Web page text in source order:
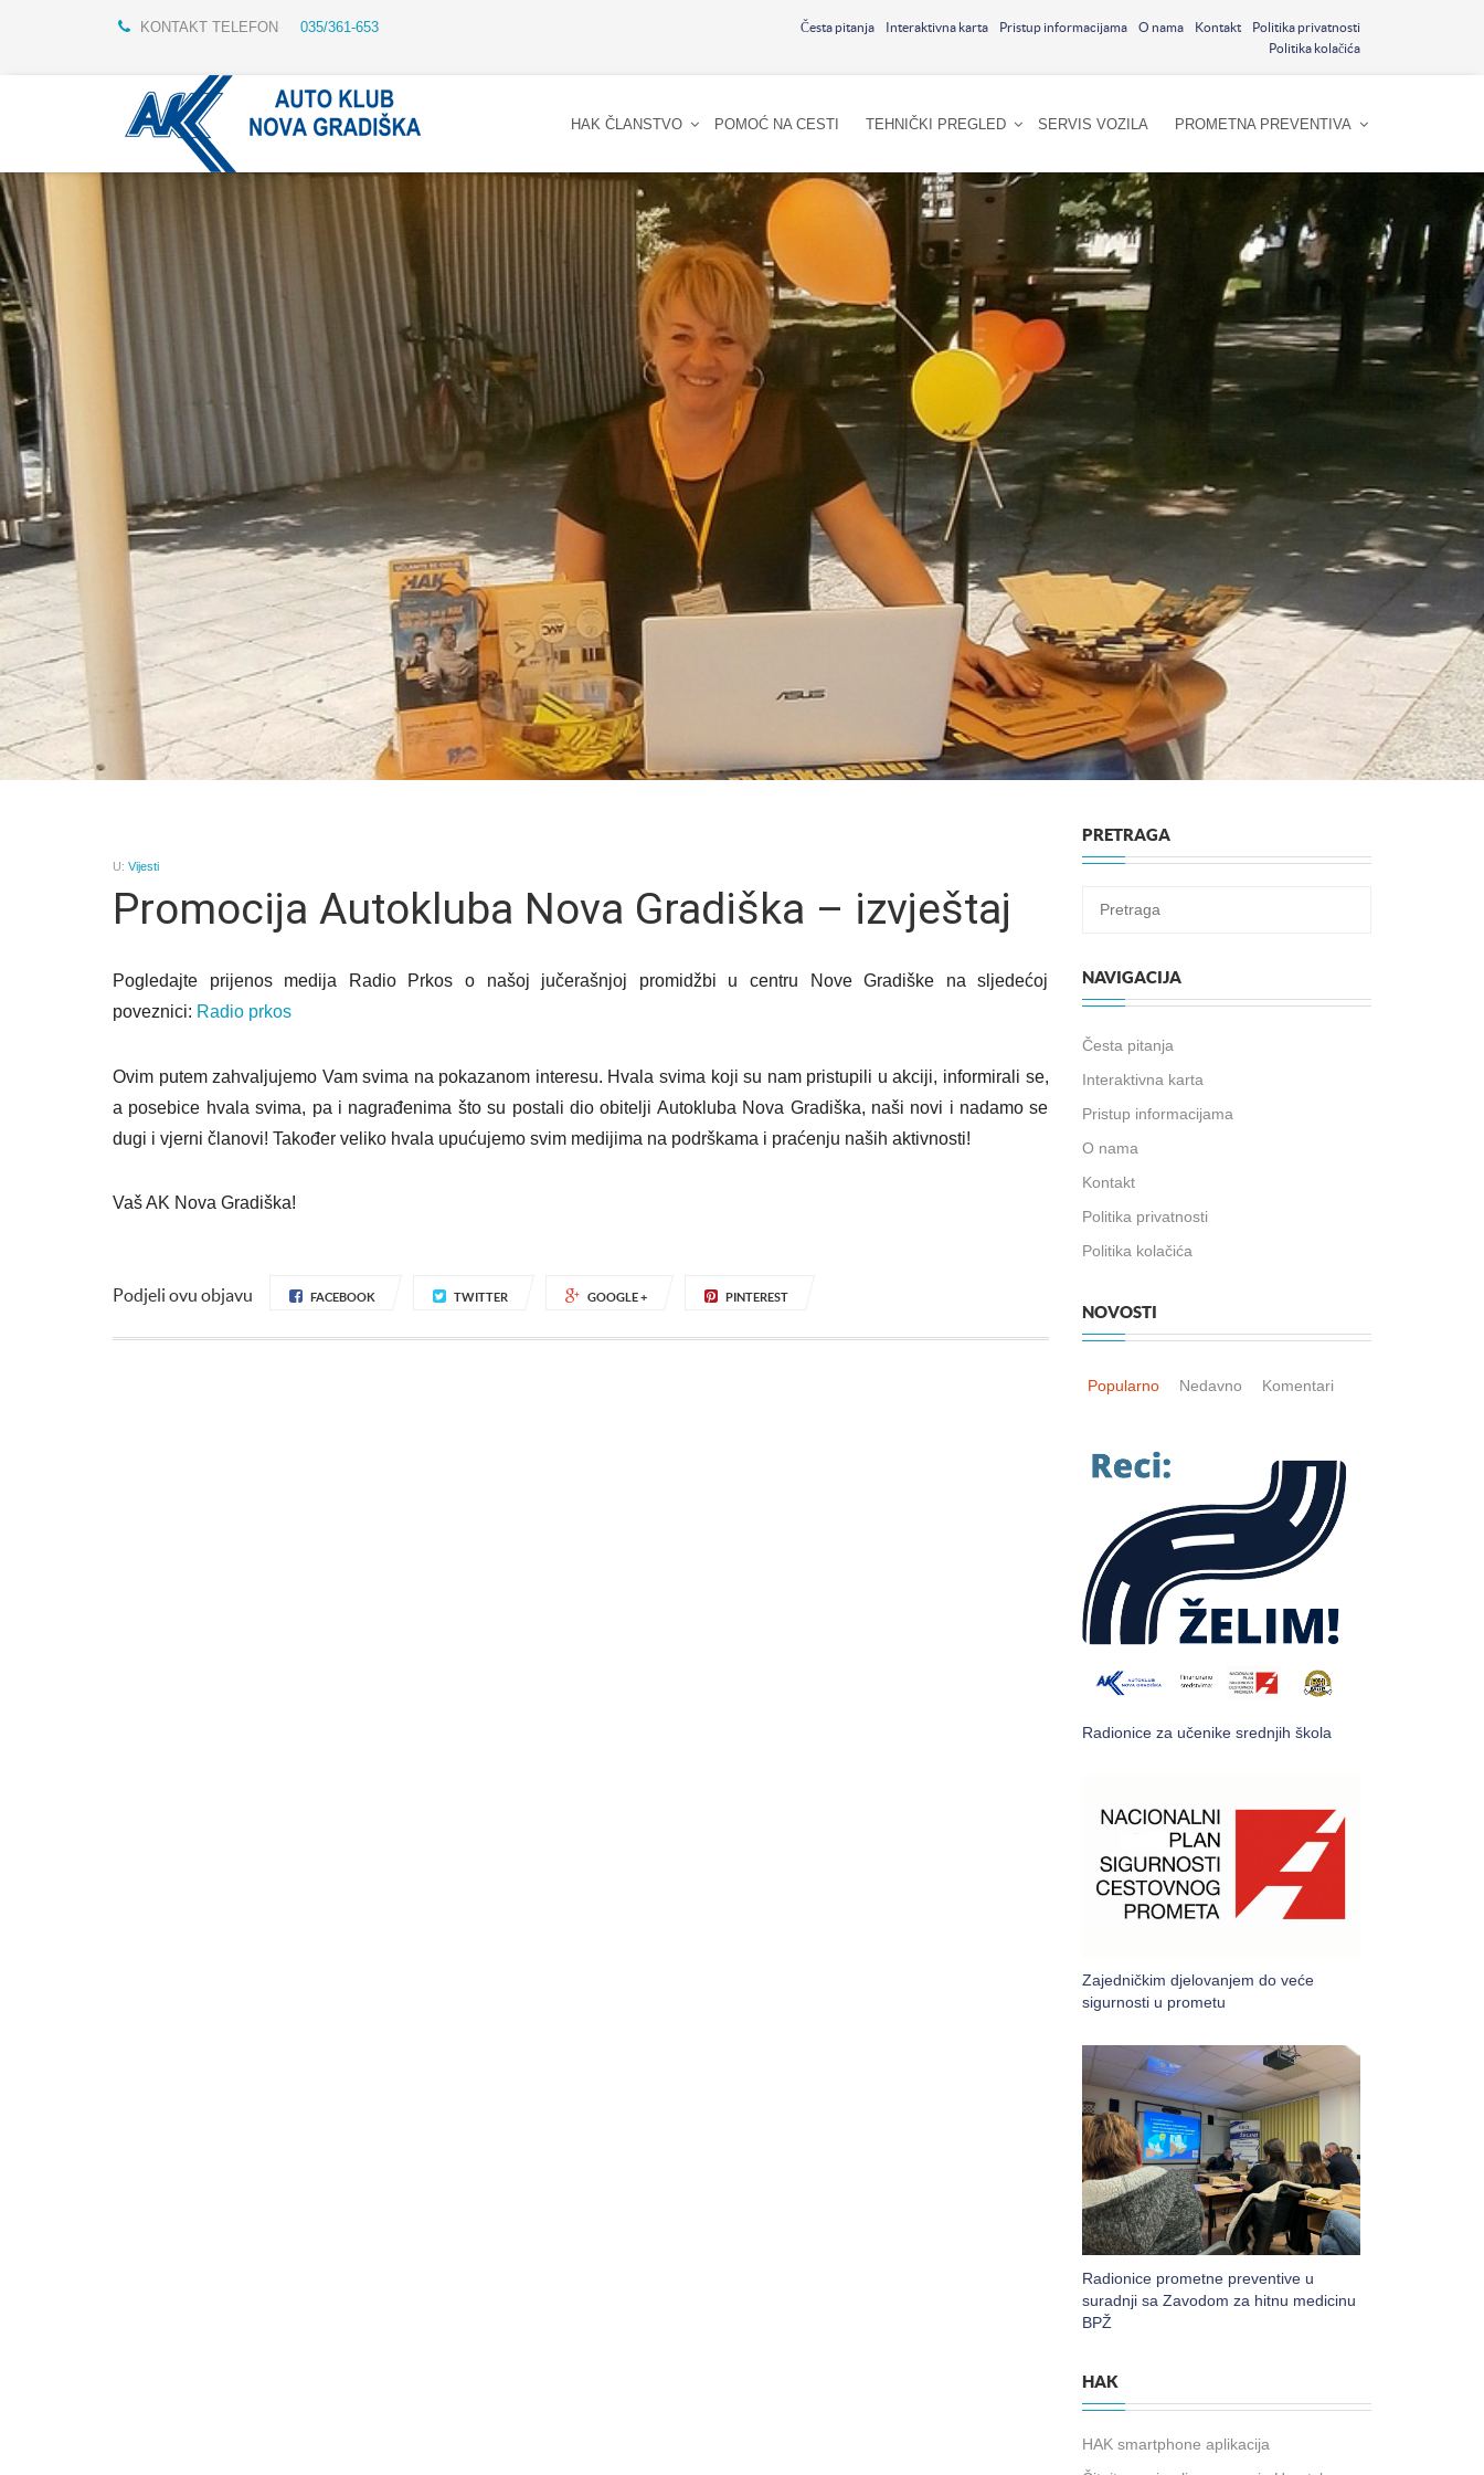
KONTAKT TELEFON 035/361-653 Česta pitanja Interaktivna karta Pristup informacijama O nama Kontakt
Politika privatnosti
Politika kolačića
HAK ČLANSTVO POMOĆ NA CESTI TEHNIČKI PREGLED SERVIS VOZILA PROMETNA PREVENTIVA
U: Vijesti
Promocija Autokluba Nova Gradiška – izvještaj
Pogledajte prijenos medija Radio Prkos o našoj jučerašnjoj promidžbi u centru Nove Gradiške na sljedećoj
poveznici: Radio prkos
Ovim putem zahvaljujemo Vam svima na pokazanom interesu. Hvala svima koji su nam pristupili u akciji, informirali se,
a posebice hvala svima, pa i nagrađenima što su postali dio obitelji Autokluba Nova Gradiška, naši novi i nadamo se
dugi i vjerni članovi! Također veliko hvala upućujemo svim medijima na podrškama i praćenju naših aktivnosti!
Vaš AK Nova Gradiška!
Podjeli ovu objavu FACEBOOK TWITTER GOOGLE + PINTEREST
PRETRAGA
NAVIGACIJA
Česta pitanja
Interaktivna karta
Pristup informacijama
O nama
Kontakt
Politika privatnosti
Politika kolačića
NOVOSTI
Popularno Nedavno Komentari
Radionice za učenike srednjih škola
Zajedničkim djelovanjem do veće
sigurnosti u prometu
Radionice prometne preventive u
suradnji sa Zavodom za hitnu medicinu
BPŽ
HAK
HAK smartphone aplikacija